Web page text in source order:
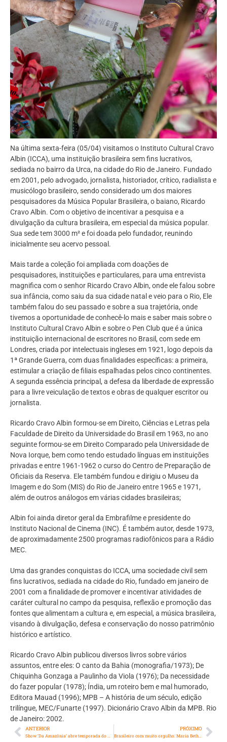
Na última sexta-feira (05/04) visitamos o Instituto Cultural Cravo
Albin (ICCA), uma instituição brasileira sem fins lucrativos,
sediada no bairro da Urca, na cidade do Rio de Janeiro. Fundado
em 2001, pelo advogado, jornalista, historiador, crítico, radialista e
musicólogo brasileiro, sendo considerado um dos maiores
pesquisadores da Música Popular Brasileira, o baiano, Ricardo
Cravo Albin. Com o objetivo de incentivar a pesquisa e a
divulgação da cultura brasileira, em especial da música popular.
Sua sede tem 3000 m² e foi doada pelo fundador, reunindo
inicialmente seu acervo pessoal.
Mais tarde a coleção foi ampliada com doações de
pesquisadores, instituições e particulares, para uma entrevista
magnifica com o senhor Ricardo Cravo Albin, onde ele falou sobre
sua infância, como saiu da sua cidade natal e veio para o Rio, Ele
também falou do seu passado e sobre a sua trajetória, onde
tivemos a oportunidade de conhecê-lo mais e saber mais sobre o
Instituto Cultural Cravo Albin e sobre o Pen Club que é a única
instituição internacional de escritores no Brasil, com sede em
Londres, criada por intelectuais ingleses em 1921, logo depois da
1ª Grande Guerra, com duas finalidades específicas: a primeira,
estimular a criação de filiais espalhadas pelos cinco continentes.
A segunda essência principal, a defesa da liberdade de expressão
para a livre veiculação de textos e obras de qualquer escritor ou
jornalista.
Ricardo Cravo Albin formou-se em Direito, Ciências e Letras pela
Faculdade de Direito da Universidade do Brasil em 1963, no ano
seguinte formou-se em Direito Comparado pela Universidade de
Nova Iorque, bem como tendo estudado línguas em instituições
privadas e entre 1961-1962 o curso do Centro de Preparação de
Oficiais da Reserva. Ele também fundou e dirigiu o Museu da
Imagem e do Som (MIS) do Rio de Janeiro entre 1965 e 1971,
além de outros análogos em várias cidades brasileiras;
Albin foi ainda diretor geral da Embrafilme e presidente do
Instituto Nacional de Cinema (INC). É também autor, desde 1973,
de aproximadamente 2500 programas radiofônicos para a Rádio
MEC.
Uma das grandes conquistas do ICCA, uma sociedade civil sem
fins lucrativos, sediada na cidade do Rio, fundado em janeiro de
2001 com a finalidade de promover e incentivar atividades de
caráter cultural no campo da pesquisa, reflexão e promoção das
fontes que alimentam a cultura e, em especial, a música brasileira,
visando à divulgação, defesa e conservação do nosso patrimônio
histórico e artístico.
Ricardo Cravo Albin publicou diversos livros sobre vários
assuntos, entre eles: O canto da Bahia (monografia/1973); De
Chiquinha Gonzaga a Paulinho da Viola (1976); Da necessidade
do fazer popular (1978); Índia, um roteiro bem e mal humorado,
Editora Mauad (1996); MPB – A história de um século, edição
trilíngue, MEC/Funarte (1997). Dicionário Cravo Albin da MPB. Rio
de Janeiro: 2002.
ANTERIOR PRÓXIMO
Brasileiro com muito orgulho: Maria Bethânia, a abelha rainha da MPB